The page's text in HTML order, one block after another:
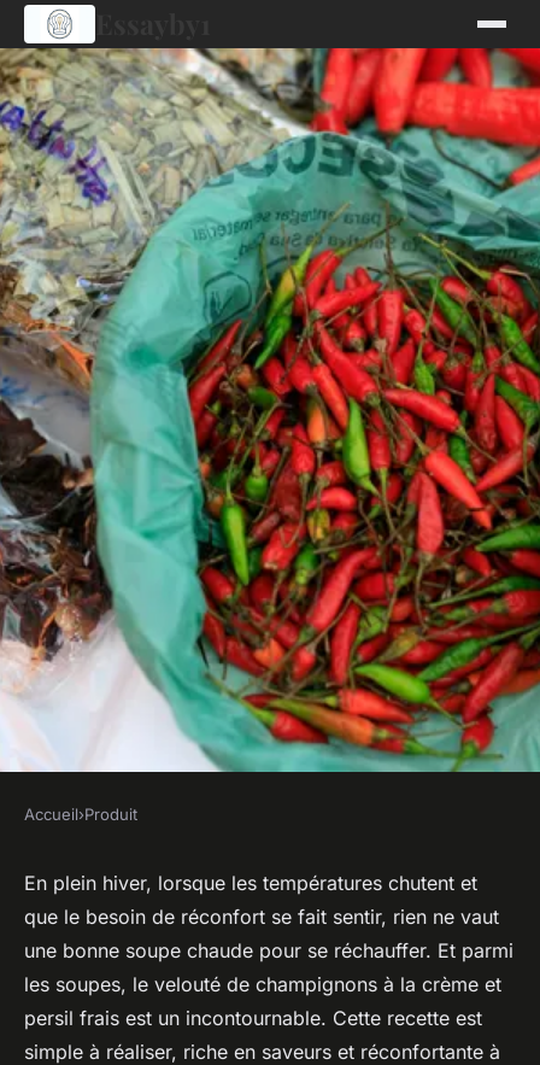
Quelle est la recette d'un
velouté de champignons à la
crème et persil frais ?
Mathilde•24 janvier 2024•3 min de lecture
Accueil›Produit
En plein hiver, lorsque les températures chutent et
que le besoin de réconfort se fait sentir, rien ne vaut
une bonne soupe chaude pour se réchauffer. Et parmi
les soupes, le velouté de champignons à la crème et
persil frais est un incontournable. Cette recette est
simple à réaliser, riche en saveurs et réconfortante à